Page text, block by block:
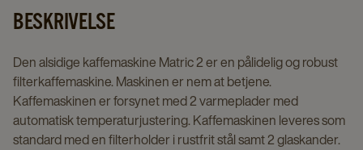
BESKRIVELSE
Den alsidige kaffemaskine Matric 2 er en pålidelig og robust
filterkaffemaskine. Maskinen er nem at betjene.
Kaffemaskinen er forsynet med 2 varmeplader med
automatisk temperaturjustering. Kaffemaskinen leveres som
standard med en filterholder i rustfrit stål samt 2 glaskander.